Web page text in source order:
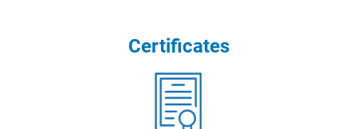
Certificates